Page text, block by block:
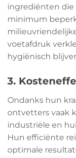
ingrediënten die
minimum
voetafdruk
hygiënisch
3.
Ondanks hun
ontvetters vaak
industriële en
Hun efficiënte
optimale